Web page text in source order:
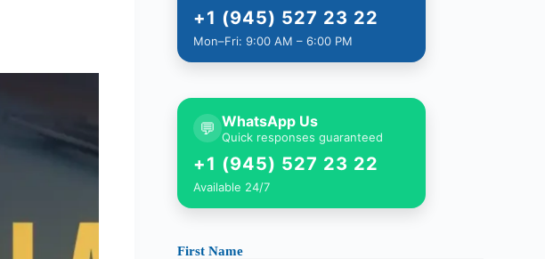
+1 (945) 527 23 22
Mon–Fri: 9:00 AM – 6:00 PM
💬 WhatsApp Us
Quick responses guaranteed
+1 (945) 527 23 22
Available 24/7
First Name